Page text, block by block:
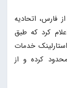
فارس، اتحادیه
کرد که طبق
خدمات
کرده و از